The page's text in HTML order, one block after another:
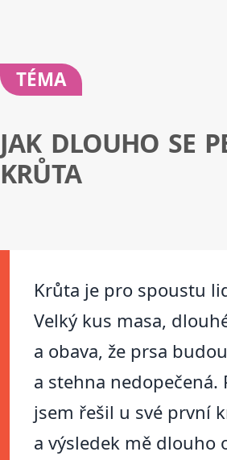
TÉMA
JAK DLOUHO SE
KRŮTA
Krůta je pro spoustu
Velký kus masa,
a obava, že prsa
a stehna nedopečená.
jsem řešil u své první
a výsledek mě dlouho